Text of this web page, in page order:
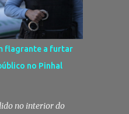
flagrante a furtar
no Pinhal
no interior do